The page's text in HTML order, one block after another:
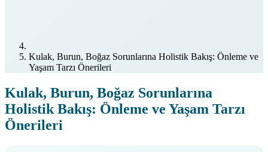
Kulak, Burun, Boğaz Sorunlarına Holistik Bakış: Önleme ve
Yaşam Tarzı Önerileri
Kulak, Burun, Boğaz Sorunlarına
Holistik Bakış: Önleme ve Yaşam Tarzı
Önerileri